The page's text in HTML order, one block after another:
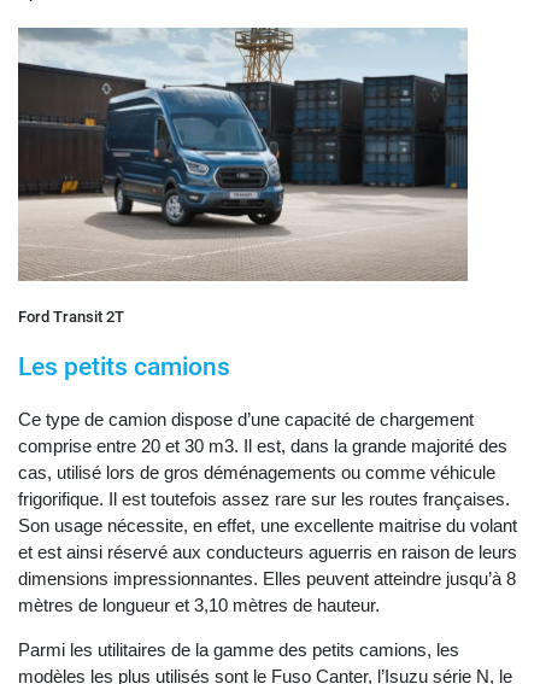
Ford Transit 2T
Les petits camions
Ce type de camion dispose d’une capacité de chargement
comprise entre 20 et 30 m3. Il est, dans la grande majorité des
cas, utilisé lors de gros déménagements ou comme véhicule
frigorifique. Il est toutefois assez rare sur les routes françaises.
Son usage nécessite, en effet, une excellente maitrise du volant
et est ainsi réservé aux conducteurs aguerris en raison de leurs
dimensions impressionnantes. Elles peuvent atteindre jusqu’à 8
mètres de longueur et 3,10 mètres de hauteur.
Parmi les utilitaires de la gamme des petits camions, les
modèles les plus utilisés sont le Fuso Canter, l’Isuzu série N, le